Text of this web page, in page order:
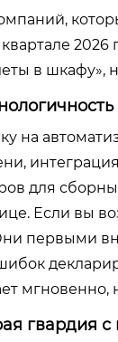
в шкафу»,
на
для
Если вы
первыми
гвардия